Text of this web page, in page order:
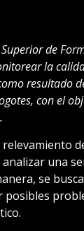
de
la
resultado
con el
una
se
posibles